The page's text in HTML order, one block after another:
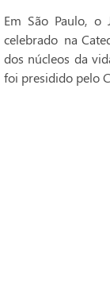
Em São Paulo, o
celebrado na
dos núcleos da
foi presidido pelo